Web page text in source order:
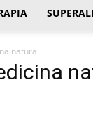
natural